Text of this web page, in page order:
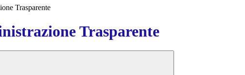
Trasparente
Trasparente